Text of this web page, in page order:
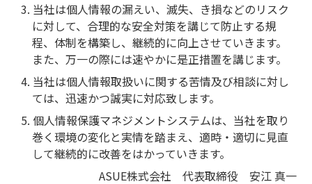
当社は個人情報の漏えい、滅失、き損などのリスク
に対して、合理的な安全対策を講じて防止する規
程、体制を構築し、継続的に向上させていきます。
また、万一の際には速やかに是正措置を講じます。
当社は個人情報取扱いに関する苦情及び相談に対し
ては、迅速かつ誠実に対応致します。
個人情報保護マネジメントシステムは、当社を取り
巻く環境の変化と実情を踏まえ、適時・適切に見直
して継続的に改善をはかっていきます。
ASUE株式会社 代表取締役 安江 真一